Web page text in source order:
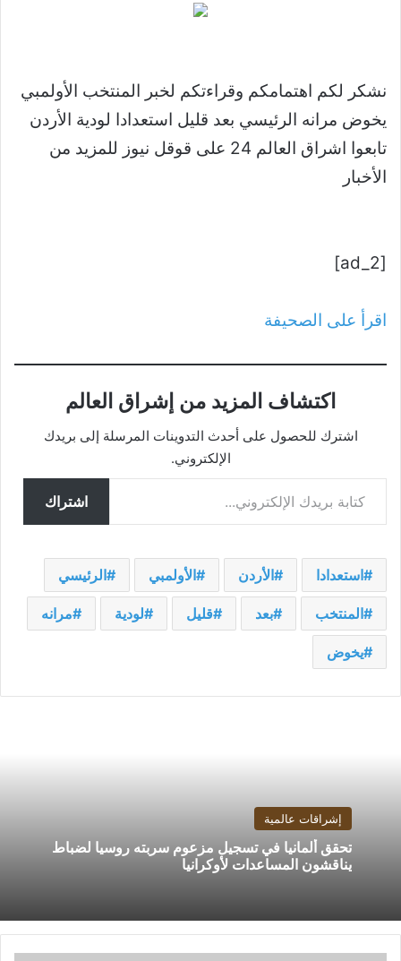
نشكر لكم اهتمامكم وقراءتكم لخبر المنتخب الأولمبي
يخوض مرانه الرئيسي بعد قليل استعدادا لودية الأردن
تابعوا اشراق العالم 24 على قوقل نيوز للمزيد من
الأخبار
[ad_2]
اقرأ على الصحيفة
اكتشاف المزيد من إشراق العالم
اشترك للحصول على أحدث التدوينات المرسلة إلى بريدك
الإلكتروني.
كتابة بريدك الإلكتروني...
اشتراك
استعدادا الأردن الأولمبي الرئيسي
المنتخب بعد قليل لودية مرانه
يخوض
إشراقات عالمية
تحقق ألمانيا في تسجيل مزعوم سربته روسيا لضباط
يناقشون المساعدات لأوكرانيا